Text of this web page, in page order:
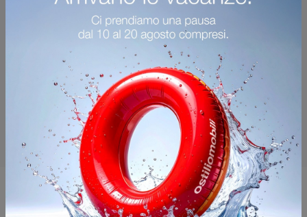
Potrebbero piacerti anche